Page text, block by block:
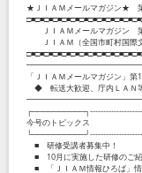
★ＪＩＡＭメールマガジン★ 第
ＪＩＡＭメールマガジン 第
ＪＩＡＭ（全国市町村国際
「ＪＩＡＭメールマガジン」第
◆ 転送大歓迎、庁内ＬＡＮ
今号のトピックス
■ 研修受講者募集中！
■ 10月に実施した研修のご
■ 「ＪＩＡＭ情報ひろば」情